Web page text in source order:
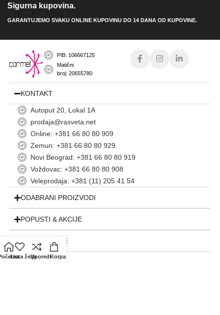
Sigurna kupovina.
GARANTUJEMO SVAKU ONLINE KUPOVINU DO 14 DANA OD KUPOVINE.
PIB: 106667125
Matični
broj: 20655780
KONTAKT
Autoput 20, Lokal 1A
prodaja@rasveta.net
Online: +381 66 80 80 909
Zemun: +381 66 80 80 929
Novi Beograd: +381 66 80 80 919
Voždovac: +381 66 80 80 908
Veleprodaja: +381 (11) 205 41 54
ODABRANI PROIZVODI
POPUSTI & AKCIJE
INFORMACIJE
Lista željaUporediKorpa